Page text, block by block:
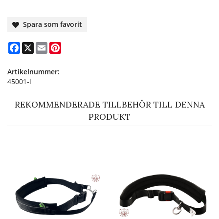
Spara som favorit
Facebook
X Email
Artikelnummer:
45001-l
REKOMMENDERADE TILLBEHÖR TILL DENNA
PRODUKT